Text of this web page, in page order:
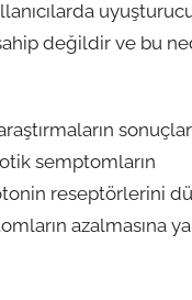
değildir ve bu
semptomların
reseptörlerini
azalmasına